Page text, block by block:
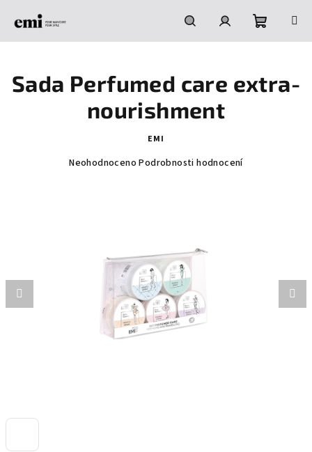
HledatPřihlášeníNákupní
košík
Sada Perfumed care extra-
nourishment
EMI
Průměrné
hvězdiček.
Neohodnoceno Podrobnosti hodnocení